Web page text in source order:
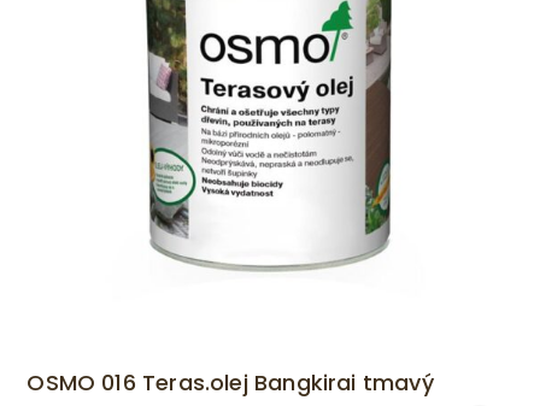
OSMO 016 Teras.olej Bangkirai tmavý